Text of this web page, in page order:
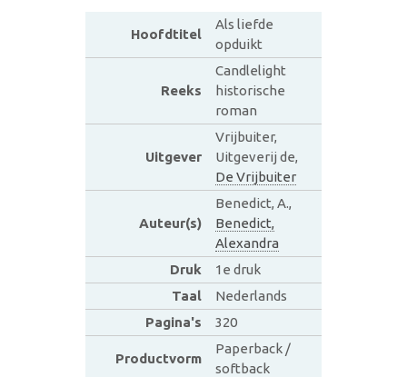
Hoofdtitel
Als liefde
opduikt
Reeks
Candlelight
historische
roman
Uitgever
Vrijbuiter,
Uitgeverij de,
De Vrijbuiter
Auteur(s)
Benedict, A.,
Benedict,
Alexandra
Druk
1e druk
Taal
Nederlands
Pagina's
320
Productvorm
Paperback /
softback